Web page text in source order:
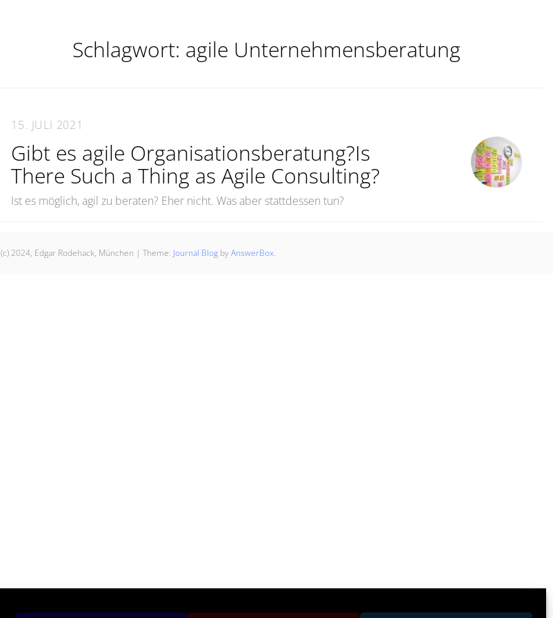
Schlagwort: agile Unternehmensberatung
15. JULI 2021
Gibt es agile Organisationsberatung?Is
There Such a Thing as Agile Consulting?
Ist es möglich, agil zu beraten? Eher nicht. Was aber stattdessen tun?
(c) 2024, Edgar Rodehack, München |Theme: Journal Blog byAnswerBox.